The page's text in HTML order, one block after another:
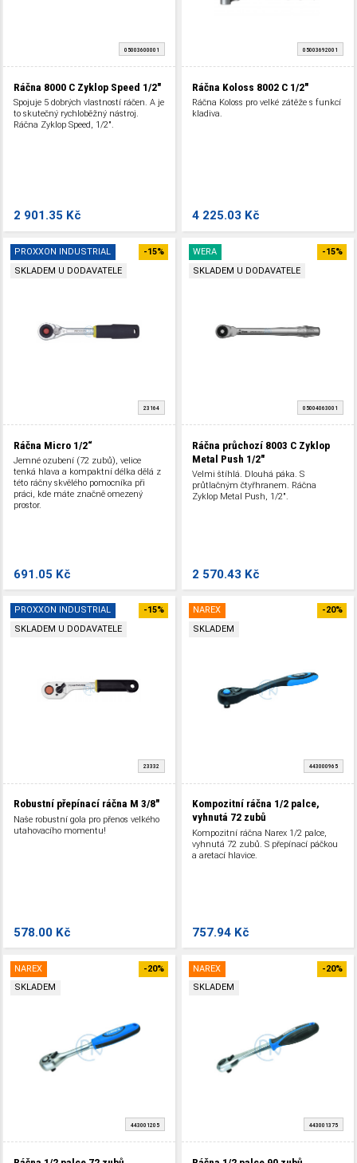
05003600001
Ráčna 8000 C Zyklop Speed 1/2"
Spojuje 5 dobrých vlastností ráčen. A je
to skutečný rychloběžný nástroj.
Ráčna Zyklop Speed, 1/2".
2 901.35 Kč
05003692001
Ráčna Koloss 8002 C 1/2"
Ráčna Koloss pro velké zátěže s funkcí
kladiva.
4 225.03 Kč
PROXXON INDUSTRIAL
SKLADEM U DODAVATELE
-15%
23164
Ráčna Micro 1/2“
Jemné ozubení (72 zubů), velice
tenká hlava a kompaktní délka dělá z
této ráčny skvělého pomocníka při
práci, kde máte značně omezený
prostor.
691.05 Kč
WERA
SKLADEM U DODAVATELE
-15%
05004063001
Ráčna průchozí 8003 C Zyklop
Metal Push 1/2"
Velmi štíhlá. Dlouhá páka. S
průtlačným čtyřhranem. Ráčna
Zyklop Metal Push, 1/2".
2 570.43 Kč
PROXXON INDUSTRIAL
SKLADEM U DODAVATELE
-15%
23332
Robustní přepínací ráčna M 3/8"
Naše robustní gola pro přenos velkého
utahovacího momentu!
578.00 Kč
NAREX
SKLADEM
-20%
443000965
Kompozitní ráčna 1/2 palce,
vyhnutá 72 zubů
Kompozitní ráčna Narex 1/2 palce,
vyhnutá 72 zubů. S přepínací páčkou
a aretací hlavice.
757.94 Kč
NAREX
SKLADEM
-20%
443001205
NAREX
SKLADEM
-20%
443001375